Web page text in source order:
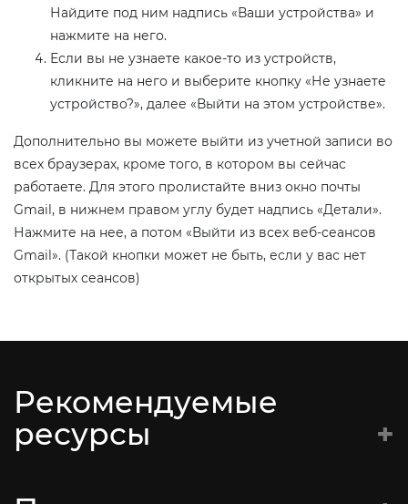
Найдите под ним надпись «Ваши устройства» и
нажмите на него.
Если вы не узнаете какое-то из устройств,
кликните на него и выберите кнопку «Не узнаете
устройство?», далее «Выйти на этом устройстве».
Дополнительно вы можете выйти из учетной записи во
всех браузерах, кроме того, в котором вы сейчас
работаете. Для этого пролистайте вниз окно почты
Gmail, в нижнем правом углу будет надпись «Детали».
Нажмите на нее, а потом «Выйти из всех веб-сеансов
Gmail». (Такой кнопки может не быть, если у вас нет
открытых сеансов)
Рекомендуемые
ресурсы